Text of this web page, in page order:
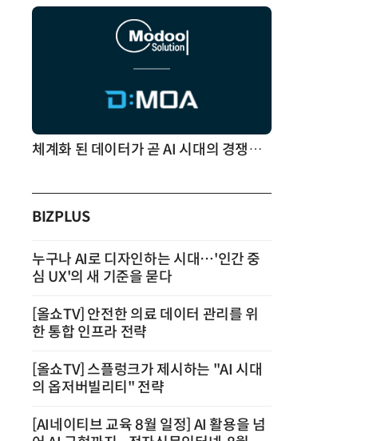
체계화 된 데이터가 곧 AI 시대의 경쟁력이다
BIZPLUS
누구나 AI로 디자인하는 시대…'인간 중
심 UX'의 새 기준을 묻다
[올쇼TV] 안전한 의료 데이터 관리를 위
한 통합 인프라 전략
[올쇼TV] 스플렁크가 제시하는 "AI 시대
의 옵저버빌리티" 전략
[AI네이티브 교육 8월 일정] AI 활용을 넘